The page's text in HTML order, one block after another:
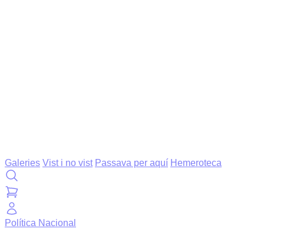
Galeries Vist i no vist Passava per aquí Hemeroteca
Política Nacional